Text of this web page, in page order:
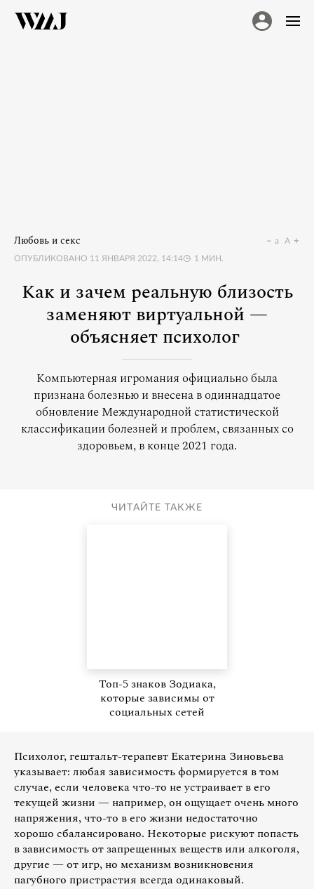
Любовь и секс
ОПУБЛИКОВАНО 11 ЯНВАРЯ 2022, 14:14 1 МИН.
a A
Как и зачем реальную близость
заменяют виртуальной —
объясняет психолог
Компьютерная игромания официально была
признана болезнью и внесена в одиннадцатое
обновление Международной статистической
классификации болезней и проблем, связанных со
здоровьем, в конце 2021 года.
ЧИТАЙТЕ ТАКЖЕ
Топ-5 знаков Зодиака,
которые зависимы от
социальных сетей
Психолог, гештальт-терапевт Екатерина Зиновьева
указывает: любая зависимость формируется в том
случае, если человека что-то не устраивает в его
текущей жизни — например, он ощущает очень много
напряжения, что-то в его жизни недостаточно
хорошо сбалансировано. Некоторые рискуют попасть
в зависимость от запрещенных веществ или алкоголя,
другие — от игр, но механизм возникновения
пагубного пристрастия всегда одинаковый.